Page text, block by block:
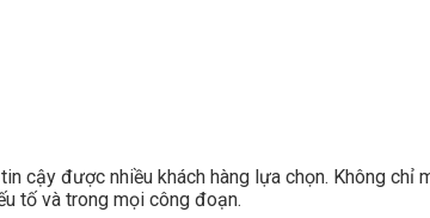
cậy được nhiều khách hàng lựa chọn. Không chỉ
tố và trong mọi công đoạn.